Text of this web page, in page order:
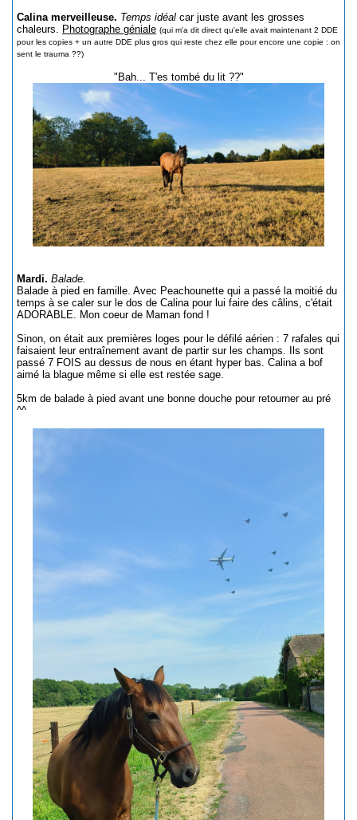
Calina merveilleuse. Temps idéal car juste avant les grosses
chaleurs. Photographe géniale (qui m'a dit direct qu'elle avait maintenant 2 DDE
pour les copies + un autre DDE plus gros qui reste chez elle pour encore une copie : on
sent le trauma ??)
"Bah... T'es tombé du lit ??"
Mardi. Balade.
Balade à pied en famille. Avec Peachounette qui a passé la moitié du
temps à se caler sur le dos de Calina pour lui faire des câlins, c'était
ADORABLE. Mon coeur de Maman fond !
Sinon, on était aux premières loges pour le défilé aérien : 7 rafales qui
faisaient leur entraînement avant de partir sur les champs. Ils sont
passé 7 FOIS au dessus de nous en étant hyper bas. Calina a bof
aimé la blague même si elle est restée sage.
5km de balade à pied avant une bonne douche pour retourner au pré
^^